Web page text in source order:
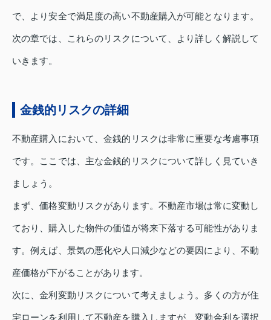
で、より安全で満足度の高い不動産購入が可能となります。
次の章では、これらのリスクについて、より詳しく解説して
いきます。
金銭的リスクの詳細
不動産購入において、金銭的リスクは非常に重要な考慮事項
です。ここでは、主な金銭的リスクについて詳しく見ていき
ましょう。
まず、価格変動リスクがあります。不動産市場は常に変動し
ており、購入した物件の価値が将来下落する可能性がありま
す。例えば、景気の悪化や人口減少などの要因により、不動
産価格が下がることがあります。
次に、金利変動リスクについて考えましょう。多くの方が住
宅ローンを利用して不動産を購入しますが、変動金利を選択